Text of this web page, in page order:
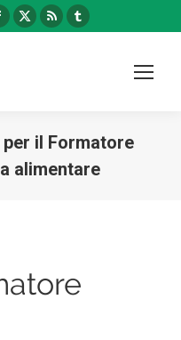
Facebook
window
X
window
Rss
window
Tumblr
il Formatore
alimentare